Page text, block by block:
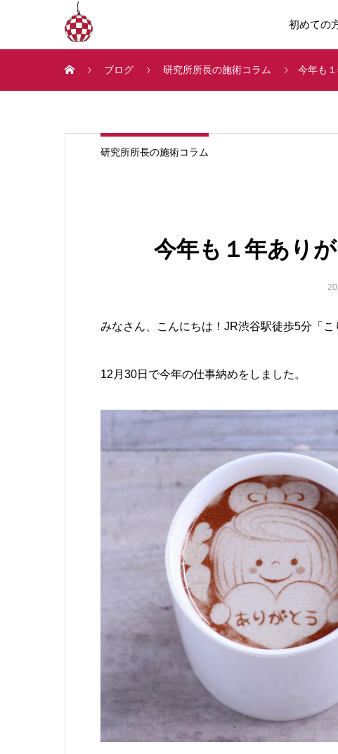
初めての
ブログ 研究所所長の施術コラム 今年も
研究所所長の施術コラム
今年も１年あり
みなさん、こんにちは！JR渋谷駅徒歩5分「
12月30日で今年の仕事納めをしました。